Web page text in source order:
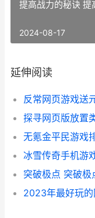
提高战力的秘诀 提
2024-08-17
延伸阅读
探寻网页版放置
冰雪传奇手机游
突破极点 突破极